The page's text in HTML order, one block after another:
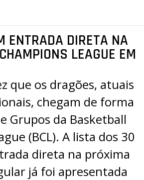
ENTRADA DIRETA NA
LEAGUE EM
que os dragões, atuais
chegam de forma
Grupos da Basketball
(BCL). A lista dos 30
direta na próxima
já foi apresentada